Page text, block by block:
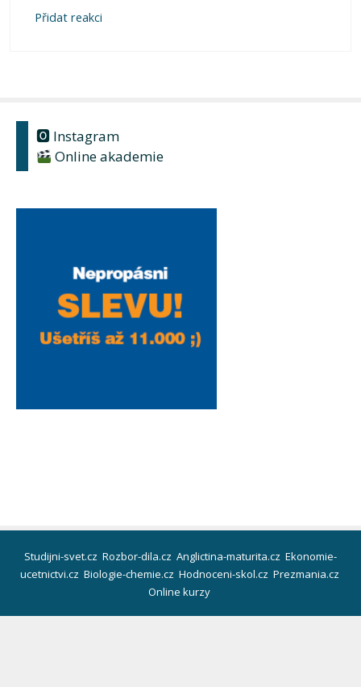
Přidat reakci
🅾 Instagram
Online akademie
Studijni-svet.cz Rozbor-dila.cz Anglictina-maturita.cz Ekonomie-
ucetnictvi.cz Biologie-chemie.cz Hodnoceni-skol.cz Prezmania.cz
Online kurzy